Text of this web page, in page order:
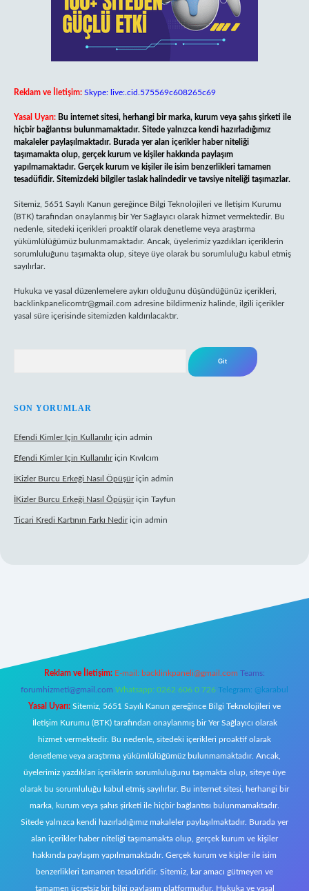
Reklam ve İletişim: Skype: live:.cid.575569c608265c69
Yasal Uyarı: Bu internet sitesi, herhangi bir marka, kurum veya şahıs şirketi ile
hiçbir bağlantısı bulunmamaktadır. Sitede yalnızca kendi hazırladığımız
makaleler paylaşılmaktadır. Burada yer alan içerikler haber niteliği
taşımamakta olup, gerçek kurum ve kişiler hakkında paylaşım
yapılmamaktadır. Gerçek kurum ve kişiler ile isim benzerlikleri tamamen
tesadüfidir. Sitemizdeki bilgiler taslak halindedir ve tavsiye niteliği taşımazlar.
Sitemiz, 5651 Sayılı Kanun gereğince Bilgi Teknolojileri ve İletişim Kurumu
(BTK) tarafından onaylanmış bir Yer Sağlayıcı olarak hizmet vermektedir. Bu
nedenle, sitedeki içerikleri proaktif olarak denetleme veya araştırma
yükümlülüğümüz bulunmamaktadır. Ancak, üyelerimiz yazdıkları içeriklerin
sorumluluğunu taşımakta olup, siteye üye olarak bu sorumluluğu kabul etmiş
sayılırlar.
Hukuka ve yasal düzenlemelere aykırı olduğunu düşündüğünüz içerikleri,
backlinkpanelicomtr@gmail.com adresine bildirmeniz halinde, ilgili içerikler
yasal süre içerisinde sitemizden kaldırılacaktır.
SON YORUMLAR
Efendi Kimler Için Kullanılıriçin admin
Efendi Kimler Için Kullanılıriçin Kıvılcım
İKizler Burcu Erkeği Nasıl Öpüşüriçin admin
İKizler Burcu Erkeği Nasıl Öpüşüriçin Tayfun
Ticari Kredi Kartının Farkı Nediriçin admin
Reklam ve İletişim: E-mail: backlinkpaneli@gmail.com Teams:
forumhizmeti@gmail.com Whatsapp: 0262 606 0 726 Telegram: @karabul
Yasal Uyarı: Sitemiz, 5651 Sayılı Kanun gereğince Bilgi Teknolojileri ve
İletişim Kurumu (BTK) tarafından onaylanmış bir Yer Sağlayıcı olarak
hizmet vermektedir. Bu nedenle, sitedeki içerikleri proaktif olarak
denetleme veya araştırma yükümlülüğümüz bulunmamaktadır. Ancak,
üyelerimiz yazdıkları içeriklerin sorumluluğunu taşımakta olup, siteye üye
olarak bu sorumluluğu kabul etmiş sayılırlar. Bu internet sitesi, herhangi bir
marka, kurum veya şahıs şirketi ile hiçbir bağlantısı bulunmamaktadır.
Sitede yalnızca kendi hazırladığımız makaleler paylaşılmaktadır. Burada yer
alan içerikler haber niteliği taşımamakta olup, gerçek kurum ve kişiler
hakkında paylaşım yapılmamaktadır. Gerçek kurum ve kişiler ile isim
benzerlikleri tamamen tesadüfidir. Sitemiz, kar amacı gütmeyen ve
tamamen ücretsiz bir bilgi paylaşım platformudur. Hukuka ve yasal